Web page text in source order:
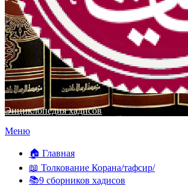
Энциклопедия хадисов
Перейти
содержимому
Меню
🏠 Главная
📖 Толкование Корана/тафсир/
📚9 сборников хадисов